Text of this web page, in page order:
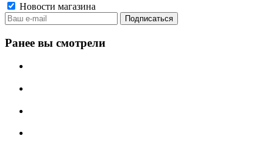
Новости магазина
Ранее вы смотрели